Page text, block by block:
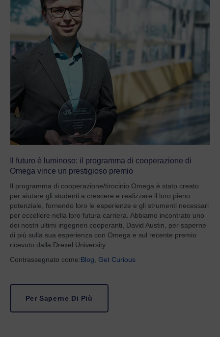
Il futuro è luminoso: il programma di cooperazione di
Omega vince un prestigioso premio
Il programma di cooperazione/tirocinio Omega è stato creato
per aiutare gli studenti a crescere e realizzare il loro pieno
potenziale, fornendo loro le esperienze e gli strumenti necessari
per eccellere nella loro futura carriera. Abbiamo incontrato uno
dei nostri ultimi ingegneri cooperanti, David Austin, per saperne
di più sulla sua esperienza con Omega e sul recente premio
ricevuto dalla Drexel University.
Contrassegnato come:Blog Get Curious
Per Saperne Di Più